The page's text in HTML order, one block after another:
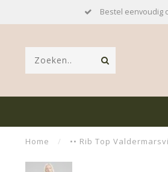
Bestel eenvoudig
Home / •• Rib Top